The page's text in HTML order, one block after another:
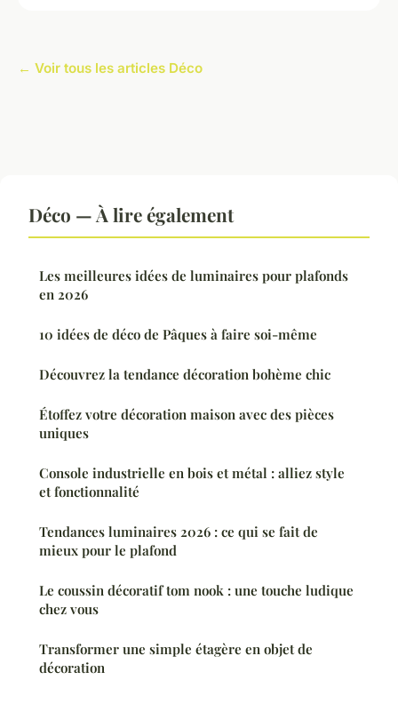
← Voir tous les articles Déco
Déco — À lire également
Les meilleures idées de luminaires pour plafonds
en 2026
10 idées de déco de Pâques à faire soi-même
Découvrez la tendance décoration bohème chic
Étoffez votre décoration maison avec des pièces
uniques
Console industrielle en bois et métal : alliez style
et fonctionnalité
Tendances luminaires 2026 : ce qui se fait de
mieux pour le plafond
Le coussin décoratif tom nook : une touche ludique
chez vous
Transformer une simple étagère en objet de
décoration